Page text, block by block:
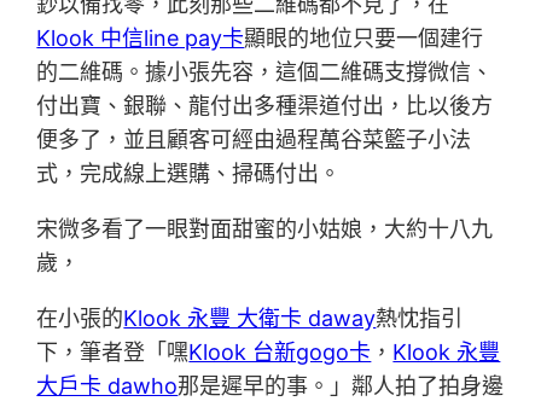
Klook 中信line pay卡顯眼的地位只要一個建行
的二維碼。據小張先容，這個二維碼支撐微信、
付出寶、銀聯、龍付出多種渠道付出，比以後方
便多了，並且顧客可經由過程萬谷菜籃子小法
式，完成線上選購、掃碼付出。
宋微多看了一眼對面甜蜜的小姑娘，大約十八九
歲，
在小張的Klook 永豐 大衛卡 daway熱忱指引
下，筆者登「嘿Klook 台新gogo卡 ， Klook 永豐
大戶卡 dawho那是遲早的事。」鄰人拍了拍身邊